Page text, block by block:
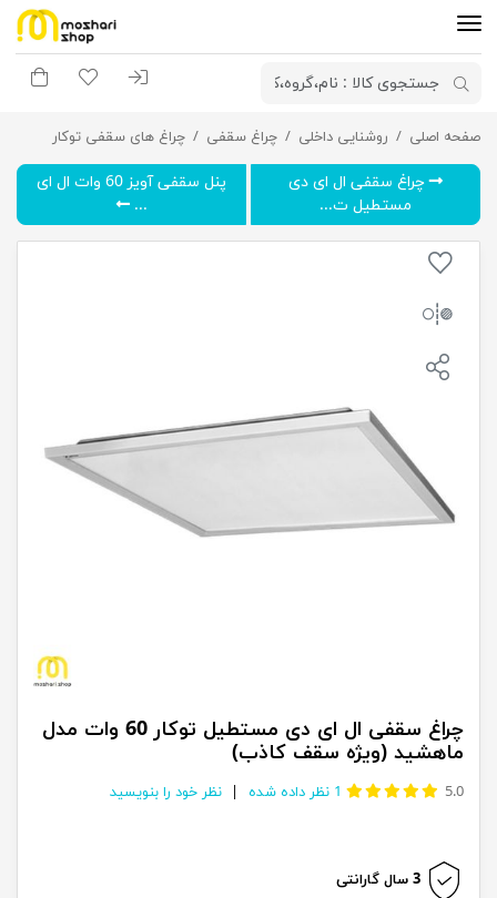
ورود به سیستم
لیست موردسبد
صفحه اصلی روشنایی داخلی چراغ سقفی چراغ های سقفی توکار چراغ سقفی ال ای دی مستطیل توکار 60 وات مدل ماهشید (ویژه سقف کاذب)
چراغ سقفی ال ای دی
مستطیل ت...
پنل سقفی آویز 60 وات ال ای
...
چراغ سقفی ال ای دی مستطیل توکار 60 وات مدل
ماهشید (ویژه سقف کاذب)
5.0
1 نظر داده شده نظر خود را بنویسید
3 سال گارانتی